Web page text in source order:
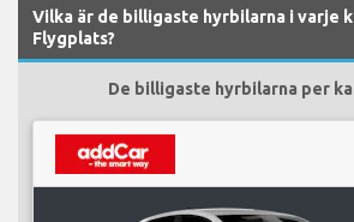
Vilka är de billigaste hyrbilarna i varje
Flygplats?
De billigaste hyrbilarna per